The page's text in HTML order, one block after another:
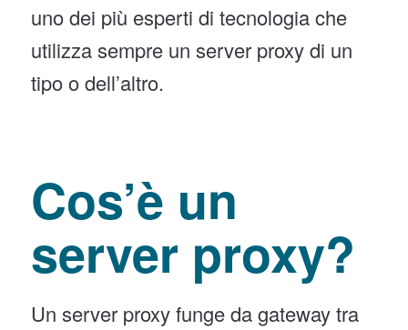
uno dei più esperti di tecnologia che
utilizza sempre un server proxy di un
tipo o dell’altro.
Cos’è un
server proxy?
Un server proxy funge da gateway tra